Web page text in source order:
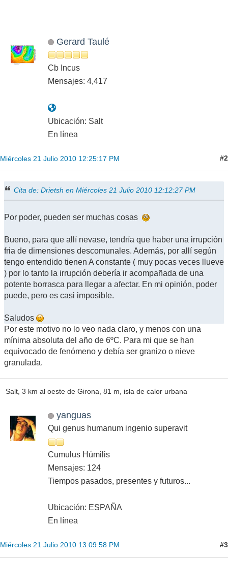
Gerard Taulé
Cb Incus
Mensajes: 4,417
Ubicación: Salt
En línea
Miércoles 21 Julio 2010 12:25:17 PM #2
Cita de: Drietsh en Miércoles 21 Julio 2010 12:12:27 PM
Por poder, pueden ser muchas cosas
Bueno, para que allí nevase, tendría que haber una irrupción
fria de dimensiones descomunales. Además, por allí según
tengo entendido tienen A constante ( muy pocas veces llueve
) por lo tanto la irrupción debería ir acompañada de una
potente borrasca para llegar a afectar. En mi opinión, poder
puede, pero es casi imposible.
Saludos
Por este motivo no lo veo nada claro, y menos con una
mínima absoluta del año de 6ºC. Para mi que se han
equivocado de fenómeno y debía ser granizo o nieve
granulada.
Salt, 3 km al oeste de Girona, 81 m, isla de calor urbana
yanguas
Qui genus humanum ingenio superavit
Cumulus Húmilis
Mensajes: 124
Tiempos pasados, presentes y futuros...
Ubicación: ESPAÑA
En línea
Miércoles 21 Julio 2010 13:09:58 PM #3